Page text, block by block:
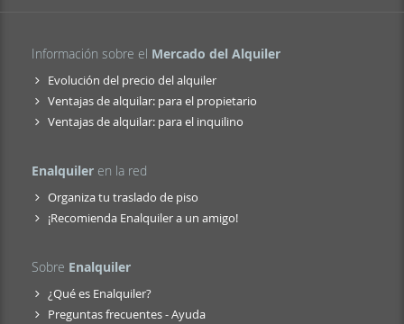
Información sobre el Mercado del Alquiler
Evolución del precio del alquiler
Ventajas de alquilar: para el propietario
Ventajas de alquilar: para el inquilino
Enalquiler en la red
Organiza tu traslado de piso
¡Recomienda Enalquiler a un amigo!
Sobre Enalquiler
¿Qué es Enalquiler?
Preguntas frecuentes - Ayuda